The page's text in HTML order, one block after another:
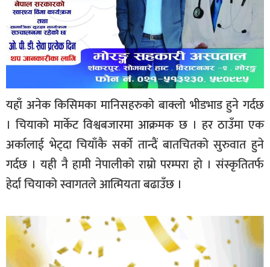
यहाँ अनेक किसिमका मानिसहरुको बाक्लो भीडभाड हुने गर्दछ
। चियाको मार्केट विश्वबजारमा आक्रमक छ । हर ठाउँमा एक
अर्कालाई भेट्दा चियाँकै सर्को तान्दैं बातचितको सुरुवात हुने
गर्दछ । यही नै हामी नेपालीको राम्रो परम्परा हो । संस्कृतितर्फ
हेर्दा चियाको स्वागतले आत्मियता बढाउँछ ।